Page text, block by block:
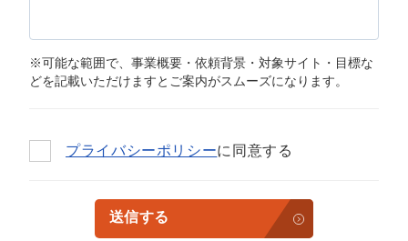
※可能な範囲で、事業概要・依頼背景・対象サイト・目標な
どを記載いただけますとご案内がスムーズになります。
プライバシーポリシーに同意する
送信する